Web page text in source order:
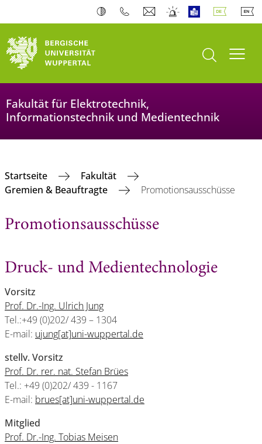
Suche öffnen
Fakultät für Elektrotechnik,
Informationstechnik und Medientechnik
Startseite
Fakultät
Gremien & Beauftragte
Promotionsausschüsse
Promotionsausschüsse
Druck- und Medientechnologie
Vorsitz
Prof. Dr.-Ing. Ulrich Jung
Tel.:+49 (0)202/ 439 – 1304
E-mail: ujung[at]uni-wuppertal.de
stellv. Vorsitz
Prof. Dr. rer. nat. Stefan Brües
Tel.: +49 (0)202/ 439 - 1167
E-mail: brues[at]uni-wuppertal.de
Mitglied
Prof. Dr.-Ing. Tobias Meisen